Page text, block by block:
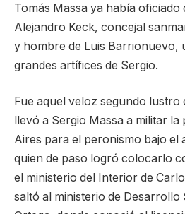
Tomás Massa ya había oficiado
Alejandro Keck, concejal
y hombre de Luis Barrionuevo,
grandes artífices de Sergio.
Fue aquel veloz segundo lustro
llevó a Sergio Massa a militar
Aires para el peronismo bajo el
quien de paso logró colocarlo
el ministerio del Interior de
saltó al ministerio de Desarrollo